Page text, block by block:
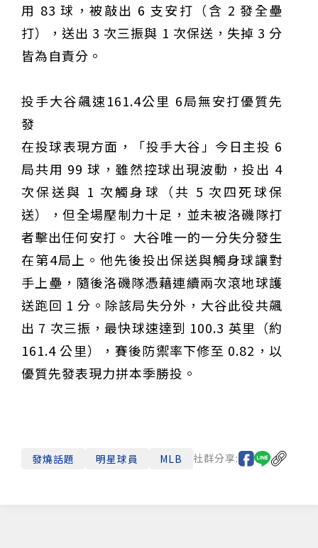
用 83 球，被敲出 6 支安打（含 2 發全壘
打），送出 3 次三振與 1 次保送，失掉 3 分
皆為自責分。
投手大谷飆速161.4公里 6局無安打優質先
發
在投球表現方面，「投手大谷」今日主投 6
局共用 99 球，雖然控球出現波動，投出 4
次保送與 1 次觸身球（共 5 次四死球保
送），但全場壓制力十足，並未被洛磯隊打
者擊出任何安打。 大谷唯一的一分失分發生
在第4局上。他先後投出保送與觸身球讓對
手上壘，隨後洛磯隊憑藉連續兩次滾地球護
送跑回 1 分。除該局失分外，大谷此役共飆
出 7 次三振，最快球速達到 100.3 英里（約
161.4 公里），賽後防禦率下修至 0.82，以
優質先發表現力拼本季勝投。
發燒話題 明星球員 MLB 社群分享: